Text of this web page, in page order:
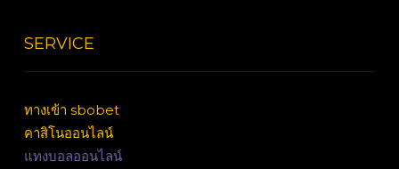
SERVICE
ทางเข้า sbobet
คาสิโนออนไลน์
แทงบอลออนไลน์